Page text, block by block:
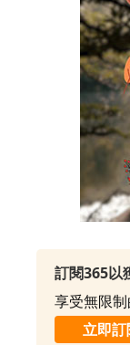
訂閱365以
享受無限
立即訂